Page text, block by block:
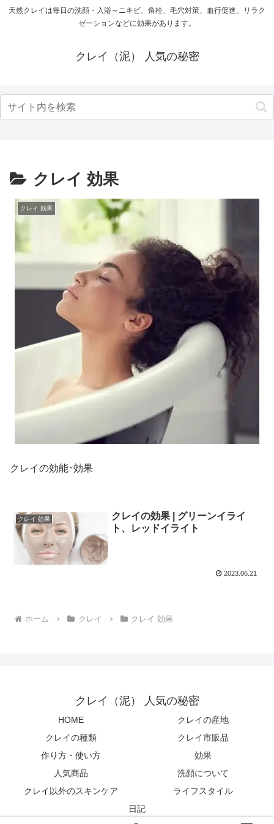
天然クレイは毎日の洗顔・入浴～ニキビ、角栓、毛穴対策、血行促進、リラク
ゼーションなどに効果があります。
クレイ（泥） 人気の秘密
クレイ 効果
クレイ 効果
クレイの効能･効果
クレイ 効果
クレイの効果 | グリーンイライ
ト、レッドイライト
2023.06.21
ホーム クレイ クレイ 効果
クレイ（泥） 人気の秘密
HOME
クレイの産地
クレイの種類
クレイ市販品
作り方・使い方
効果
人気商品
洗顔について
クレイ以外のスキンケア
ライフスタイル
日記